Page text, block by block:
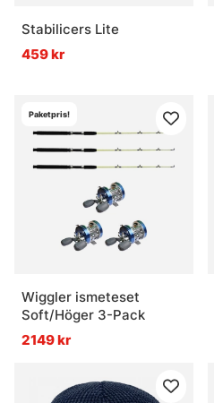
Stabilicers Lite
459 kr
Paketpris!
Wiggler ismeteset
Soft/Höger 3-Pack
2149 kr